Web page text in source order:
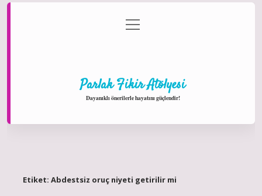
Gizlilik Politikası
menüyü
aç
Parlak Fikir Atölyesi
Dayanıklı önerilerle hayatını güçlendir!
Etiket: Abdestsiz oruç niyeti getirilir mi